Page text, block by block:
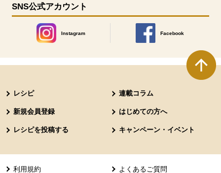
SNS公式アカウント
Instagram
別のウィンドウで開きます。
Facebook
別のウィンドウで開きます
レシピ 連載コラム
新規会員登録 はじめての方へ
レシピを投稿する キャンペーン・イベント
利用規約 よくあるご質問